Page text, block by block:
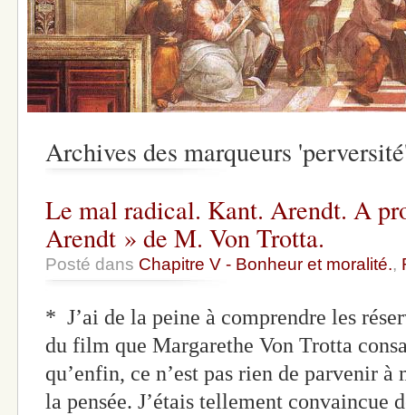
Archives des marqueurs
Le mal radical. Kant. Arendt. A
Arendt » de M. Von Trotta.
Posté dans Chapitre V - Bonheur et moralité.,
* J’ai de la peine à comprendre les
du film que Margarethe Von Trotta
qu’enfin, ce n’est pas rien de parvenir
la pensée. J’étais tellement convaincue